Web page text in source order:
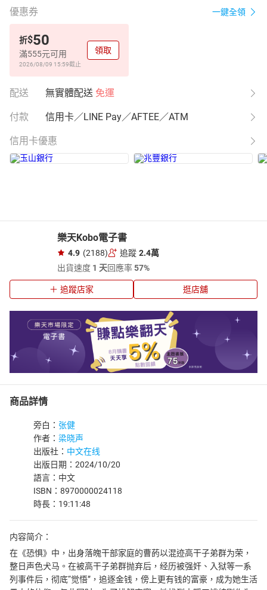
優惠券 一鍵全領
折$50
滿555元可用
2026/08/09 15:59截止
領取
配送 無實體配送 免運
付款 信用卡／LINE Pay／AFTEE／ATM
信用卡優惠
樂天Kobo電子書
4.9 (2188) 追蹤 2.4萬
出貨速度 1 天回應率57%
追蹤店家 逛店舖
商品詳情
旁白： 张健
作者： 梁晓声
出版社： 中文在线
出版日期：2024/10/20
語言：中文
ISBN：8970000024118
時長：19:11:48
内容简介：
在《恐惧》中，出身落魄干部家庭的曹菂以混迹高干子弟群为荣，
整日声色犬马。在被高干子弟群抛弃后，经历被强奸、入狱等一系
列事件后，彻底“觉悟”，追逐金钱，傍上更有钱的富豪，成为她生活